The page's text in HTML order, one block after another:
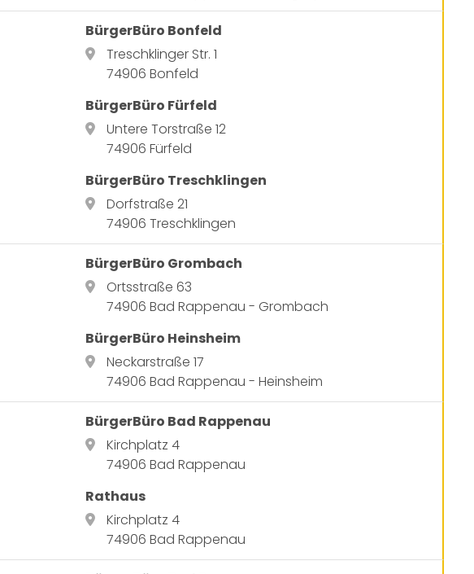
BürgerBüro Bonfeld
Treschklinger Str. 1
74906 Bonfeld
BürgerBüro Fürfeld
Untere Torstraße 12
74906 Fürfeld
BürgerBüro Treschklingen
Dorfstraße 21
74906 Treschklingen
BürgerBüro Grombach
Ortsstraße 63
74906 Bad Rappenau - Grombach
BürgerBüro Heinsheim
Neckarstraße 17
74906 Bad Rappenau - Heinsheim
BürgerBüro Bad Rappenau
Kirchplatz 4
74906 Bad Rappenau
Rathaus
Kirchplatz 4
74906 Bad Rappenau